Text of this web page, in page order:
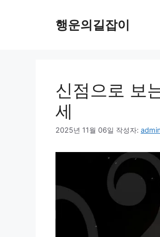
행운의길잡이
신점으로 보
세
2025년 11월 06일 작성자: